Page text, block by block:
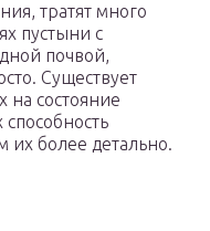
тратят много
пустыни с
почвой,
Существует
состояние
более детально.